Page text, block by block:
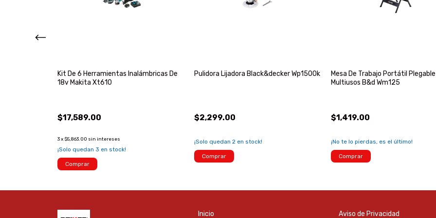
Kit De 6 Herramientas Inalámbricas De
18v Makita Xt610
$17,589.00
3x $5,863.00 sin intereses
¡Solo quedan 3 en stock!
Comprar
Pulidora Lijadora Black&decker Wp1500k
$2,299.00
¡Solo quedan 2 en stock!
Comprar
Mesa De Trabajo Portátil Plegable
Multiusos B&d Wm125
$1,419.00
¡No te lo pierdas, es el último!
Comprar
Inicio Aviso de Privacidad